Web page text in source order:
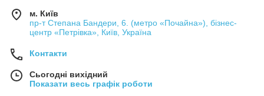
м. Київ
пр-т Степана Бандери, 6. (метро «Почайна»), бізнес-
центр «Петрівка», Київ, Україна
Контакти
Сьогодні вихідний
Показати весь графік роботи